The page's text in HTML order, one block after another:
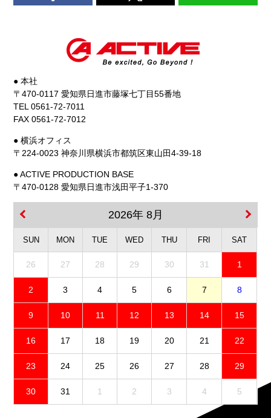
● 本社
〒470-0117 愛知県日進市藤塚七丁目55番地
TEL 0561-72-7011
FAX 0561-72-7012
● 横浜オフィス
〒224-0023 神奈川県横浜市都筑区東山田4-39-18
● ACTIVE PRODUCTION BASE
〒470-0128 愛知県日進市浅田平子1-370
2026年 8月
SUN MON TUE WED THU FRI SAT
26 27 28 29 30 31 1
2 3 4 5 6 7 8
9 10 11 12 13 14 15
16 17 18 19 20 21 22
23 24 25 26 27 28 29
30 31 1 2 3 4 5